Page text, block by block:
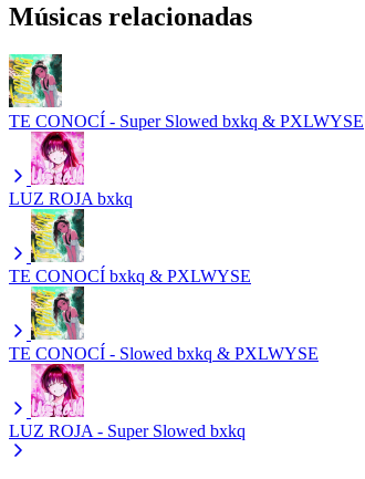
Músicas relacionadas
TE CONOCÍ - Super Slowed bxkq & PXLWYSE
LUZ ROJA bxkq
TE CONOCÍ bxkq & PXLWYSE
TE CONOCÍ - Slowed bxkq & PXLWYSE
LUZ ROJA - Super Slowed bxkq